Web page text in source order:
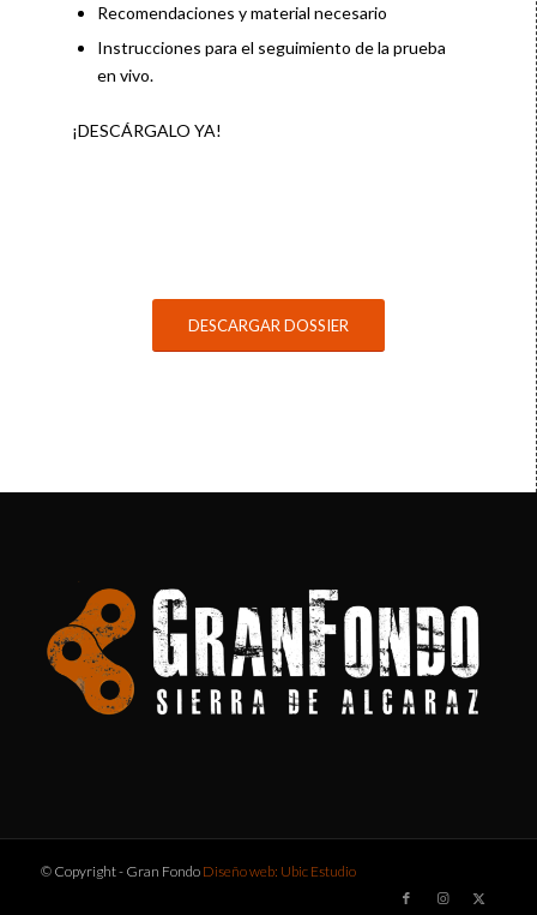
Recomendaciones y material necesario
Instrucciones para el seguimiento de la prueba
en vivo.
¡DESCÁRGALO YA!
DESCARGAR DOSSIER
© Copyright - Gran Fondo Diseño web: Ubic Estudio